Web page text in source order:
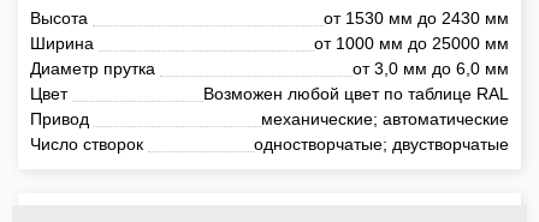
Высота
от 1530 мм до 2430 мм
Ширина
от 1000 мм до 25000 мм
Диаметр прутка
от 3,0 мм до 6,0 мм
Цвет
Возможен любой цвет по таблице RAL
Привод
механические; автоматические
Число створок
одностворчатые; двустворчатые